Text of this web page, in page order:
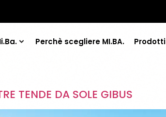
Perchè scegliere MI.BA. Prodotti
TENDE DA SOLE GIBUS